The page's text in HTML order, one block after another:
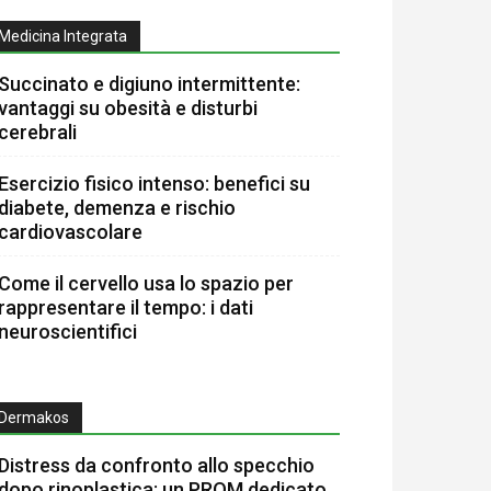
Integrata
e digiuno intermittente:
su obesità e disturbi
fisico intenso: benefici su
demenza e rischio
il cervello usa lo spazio per
il tempo: i dati
da confronto allo specchio